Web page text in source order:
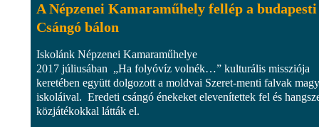
A Népzenei Kamaraműhely fellép a budapesti
Csángó bálon
Iskolánk Népzenei Kamaraműhelye
2017 júliusában „Ha folyóvíz volnék…” kulturális missziója
keretében együtt dolgozott a moldvai Szeret-menti falvak
iskoláival. Eredeti csángó énekeket elevenítettek fel és
közjátékokkal látták el.